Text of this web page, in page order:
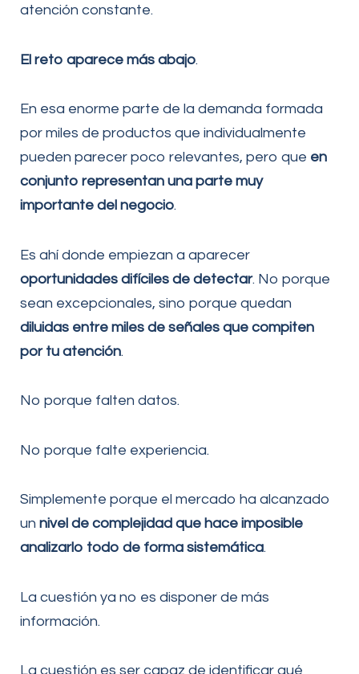
atención constante.
El reto aparece más abajo.
En esa enorme parte de la demanda formada
por miles de productos que individualmente
pueden parecer poco relevantes, pero que en
conjunto representan una parte muy
importante del negocio.
Es ahí donde empiezan a aparecer
oportunidades difíciles de detectar. No porque
sean excepcionales, sino porque quedan
diluidas entre miles de señales que compiten
por tu atención.
No porque falten datos.
No porque falte experiencia.
Simplemente porque el mercado ha alcanzado
unnivel de complejidad que hace imposible
analizarlo todo de forma sistemática.
La cuestión ya no es disponer de más
información.
La cuestión es ser capaz de identificar qué